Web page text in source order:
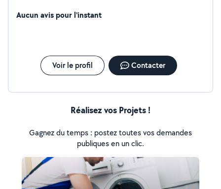
Aucun avis pour l'instant
Voir le profil Contacter
Réalisez vos Projets !
Gagnez du temps : postez toutes vos demandes
publiques en un clic.